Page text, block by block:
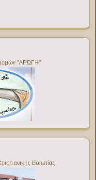
Δομών "ΑΡΩΓΗ"
Βοιωτίας